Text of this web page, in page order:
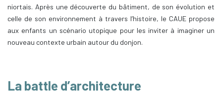
niortais. Après une découverte du bâtiment, de son évolution et
celle de son environnement à travers l’histoire, le CAUE propose
aux enfants un scénario utopique pour les inviter à imaginer un
nouveau contexte urbain autour du donjon.
La battle d’architecture